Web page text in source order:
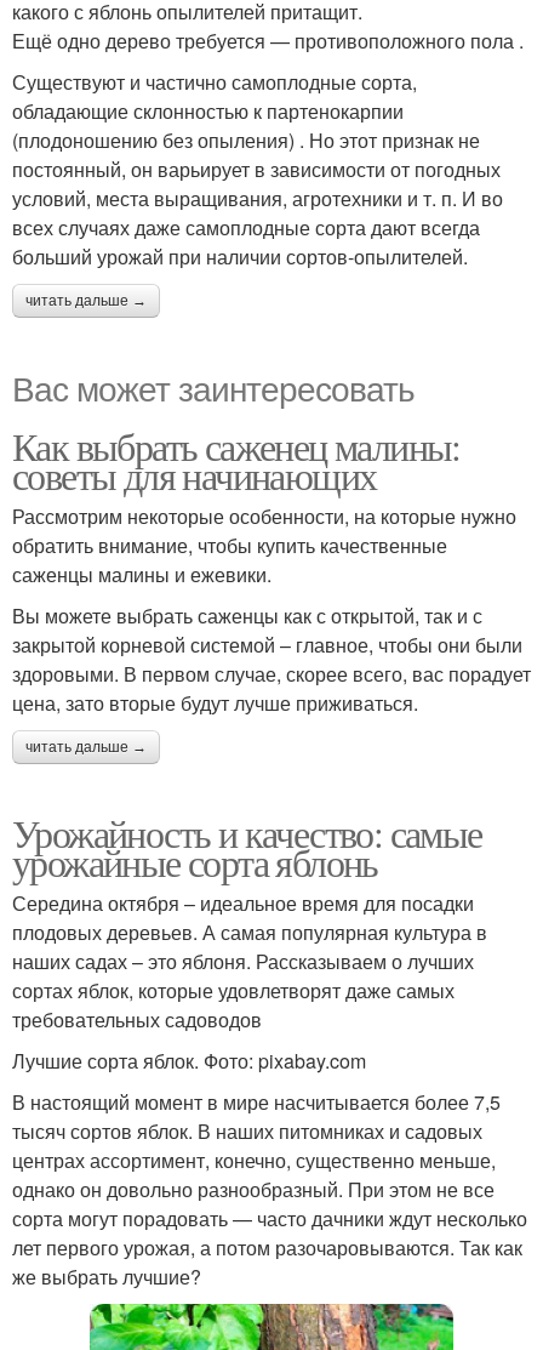
какого с яблонь опылителей притащит.​
​Ещё одно дерево требуется — противоположного пола .​
​Существуют и частично самоплодные сорта,
обладающие склонностью к партенокарпии
(плодоношению без опыления) . Но этот признак не
постоянный, он варьирует в зависимости от погодных
условий, места выращивания, агротехники и т. п. И во
всех случаях даже самоплодные сорта дают всегда
больший урожай при наличии сортов-опылителей.​
читать дальше →
Вас может заинтересовать
Как выбрать саженец малины:
советы для начинающих
Рассмотрим некоторые особенности, на которые нужно
обратить внимание, чтобы купить качественные
саженцы малины и ежевики.
Вы можете выбрать саженцы как с открытой, так и с
закрытой корневой системой – главное, чтобы они были
здоровыми. В первом случае, скорее всего, вас порадует
цена, зато вторые будут лучше приживаться.
читать дальше →
Урожайность и качество: самые
урожайные сорта яблонь
Середина октября – идеальное время для посадки
плодовых деревьев. А самая популярная культура в
наших садах – это яблоня. Рассказываем о лучших
сортах яблок, которые удовлетворят даже самых
требовательных садоводов
Лучшие сорта яблок. Фото: pixabay.com
В настоящий момент в мире насчитывается более 7,5
тысяч сортов яблок. В наших питомниках и садовых
центрах ассортимент, конечно, существенно меньше,
однако он довольно разнообразный. При этом не все
сорта могут порадовать — часто дачники ждут несколько
лет первого урожая, а потом разочаровываются. Так как
же выбрать лучшие?